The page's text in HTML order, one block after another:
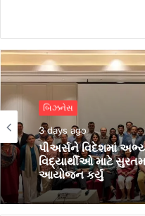
બિઝનેસ
3 days ago
એજ્યુકેશન
4 days ago
વિદ્યાર્થીઓમાં
અભિવ્યક્તિ,
ખાતે વિવિધ સ્પર્ધાઓ